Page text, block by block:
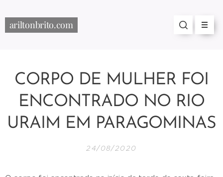
ariltonbrito.com
CORPO DE MULHER FOI
ENCONTRADO NO RIO
URAIM EM PARAGOMINAS
24/08/2020